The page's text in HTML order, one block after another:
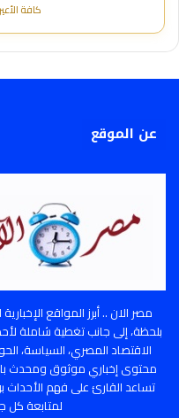
كافة
عن الموقع
مصر الان .. أبرز المواقع
بلحظة، إلى جانب تغطية شاملة
الاقتصاد المصري، السياسة،
محتوى إخباري موثوق ومحدث
تساعد القارئ على فهم
لمتابعة كل